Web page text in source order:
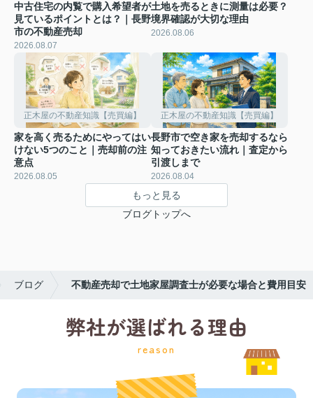
中古住宅の内覧で購入希望者が
見ているポイントとは？｜長野
市の不動産売却
2026.08.07
土地を売るときに測量は必要？
境界確認が大切な理由
2026.08.06
正木屋の不動産知識【売買編】
家を高く売るためにやってはい
けない5つのこと｜売却前の注
意点
2026.08.05
正木屋の不動産知識【売買編】
長野市で空き家を売却するなら
知っておきたい流れ｜査定から
引渡しまで
2026.08.04
もっと見る
ブログトップへ
ブログ 不動産売却で土地家屋調査士が必要な場合と費用目安
弊社が選ばれる理由
reason